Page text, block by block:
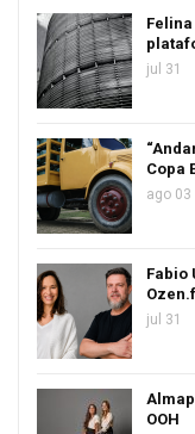
jul 31
Copa
ago 03
Fabio
jul 31
OOH